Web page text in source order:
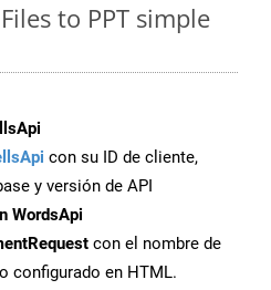
to PPT simple
con su ID de cliente,
y versión de API
WordsApi
con el nombre de
configurado en HTML.